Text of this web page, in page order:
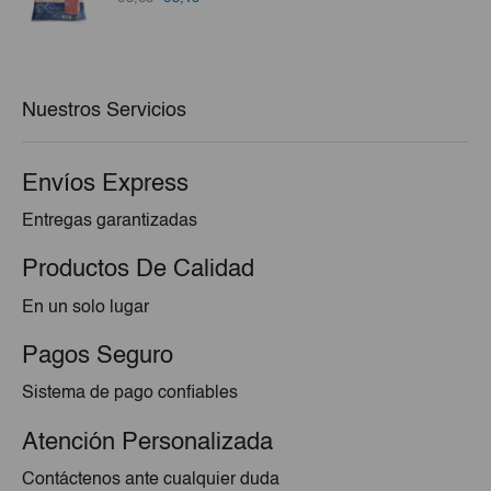
Nuestros Servicios
Envíos Express
Entregas garantizadas
Productos De Calidad
En un solo lugar
Pagos Seguro
Sistema de pago confiables
Atención Personalizada
Contáctenos ante cualquier duda